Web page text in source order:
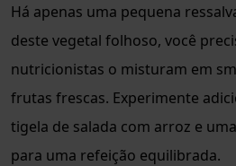
Há apenas uma pequena
deste vegetal folhoso, você
nutricionistas o misturam em
frutas frescas. Experimente
tigela de salada com arroz e
para uma refeição equilibrada.